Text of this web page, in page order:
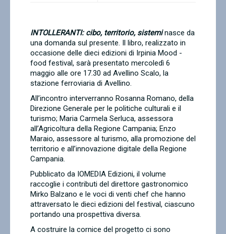
INTOLLERANTI: cibo, territorio, sisteminasce da
una domanda sul presente. Il libro, realizzato in
occasione delle dieci edizioni di Irpinia Mood -
food festival, sarà presentato mercoledì 6
maggio alle ore 17.30 ad Avellino Scalo, la
stazione ferroviaria di Avellino.
All’incontro interverranno Rosanna Romano, della
Direzione Generale per le politiche culturali e il
turismo; Maria Carmela Serluca, assessora
all’Agricoltura della Regione Campania; Enzo
Maraio, assessore al turismo, alla promozione del
territorio e all’innovazione digitale della Regione
Campania.
Pubblicato da IOMEDIA Edizioni, il volume
raccoglie i contributi del direttore gastronomico
Mirko Balzano e le voci di venti chef che hanno
attraversato le dieci edizioni del festival, ciascuno
portando una prospettiva diversa.
A costruire la cornice del progetto ci sono